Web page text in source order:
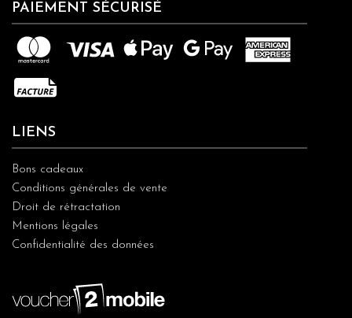
PAIEMENT SÉCURISÉ
LIENS
Bons cadeaux
Conditions générales de vente
Droit de rétractation
Mentions légales
Confidentialité des données